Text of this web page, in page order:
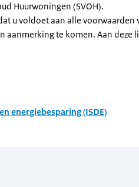
Huurwoningen (SVOH).
u voldoet aan alle voorwaarden
aanmerking te komen. Aan deze
energiebesparing (ISDE)